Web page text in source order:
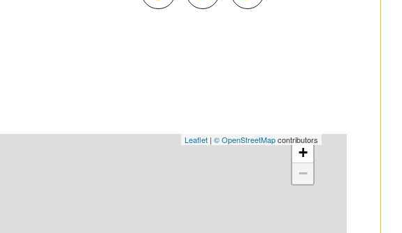
+
−
Leaflet |© OpenStreetMapcontributors